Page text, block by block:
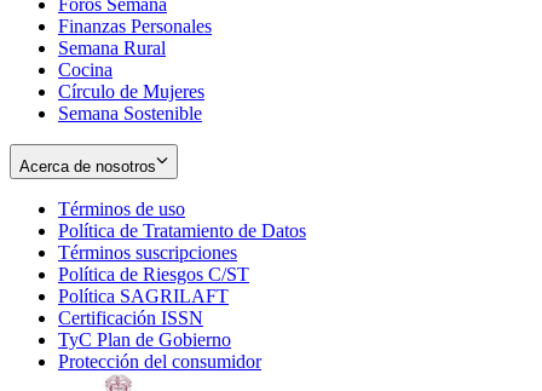
window
Foros Semana
Finanzas Personales
Semana Rural
Cocina
Círculo de Mujeres
Semana Sostenible
Acerca de nosotros
Términos de uso
in
new
window
Política de Tratamiento de Datos
Términos suscripciones
in
Política de Riesgos C/ST
Política SAGRILAFT
new
window
Certificación ISSN
in
new
TyC Plan de Gobierno
in
Protección del consumidorOpens